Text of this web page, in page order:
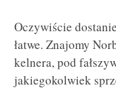
Oczywiście
łatwe. Znajomy
kelnera, pod
jakiegokolwiek